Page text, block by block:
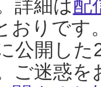
詳細は配
おりです
公開し
ご迷惑